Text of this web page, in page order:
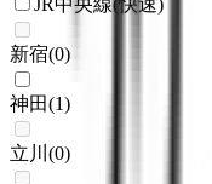
JR中央線(快速)
新宿(0)
神田(1)
立川 (0)